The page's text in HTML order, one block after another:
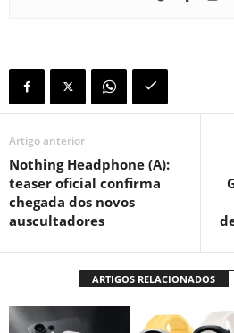
Artigo anterior
Nothing Headphone (A):
teaser oficial confirma
chegada dos novos
auscultadores
ARTIGOS RELACIONADOS